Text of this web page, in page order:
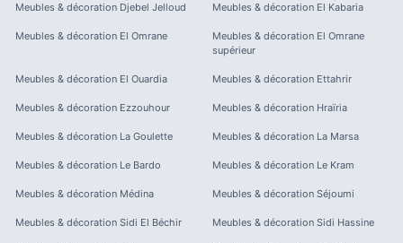
Meubles & décoration Djebel Jelloud Meubles & décoration El Kabaria
Meubles & décoration El Omrane Meubles & décoration El Omrane
supérieur
Meubles & décoration El Ouardia Meubles & décoration Ettahrir
Meubles & décoration Ezzouhour Meubles & décoration Hraïria
Meubles & décoration La Goulette Meubles & décoration La Marsa
Meubles & décoration Le Bardo Meubles & décoration Le Kram
Meubles & décoration Médina Meubles & décoration Séjoumi
Meubles & décoration Sidi El Béchir Meubles & décoration Sidi Hassine